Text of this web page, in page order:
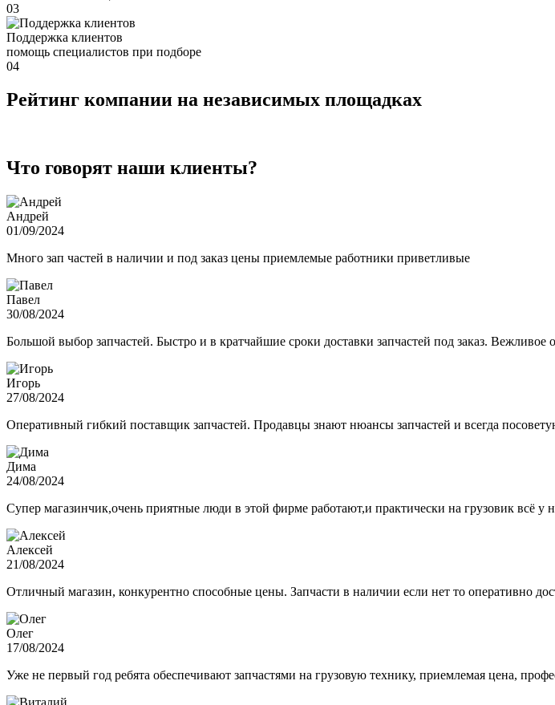
03
Поддержка клиентов
помощь специалистов при подборе
04
Рейтинг компании на независимых площадках
Что говорят наши клиенты?
Андрей
01/09/2024
Много зап частей в наличии и под заказ цены приемлемые работники приветливые
Павел
30/08/2024
Большой выбор запчастей. Быстро и в кратчайшие сроки доставки запчастей под заказ. Вежливое
Игорь
27/08/2024
Оперативный гибкий поставщик запчастей. Продавцы знают нюансы запчастей и всегда
Дима
24/08/2024
Супер магазинчик,очень приятные люди в этой фирме работают,и практически на грузовик всё у
Алексей
21/08/2024
Отличный магазин, конкурентно способные цены. Запчасти в наличии если нет то оперативно
Олег
17/08/2024
Уже не первый год ребята обеспечивают запчастями на грузовую технику, приемлемая цена,